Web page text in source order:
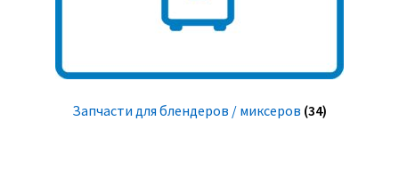
Запчасти для блендеров / миксеров (34)